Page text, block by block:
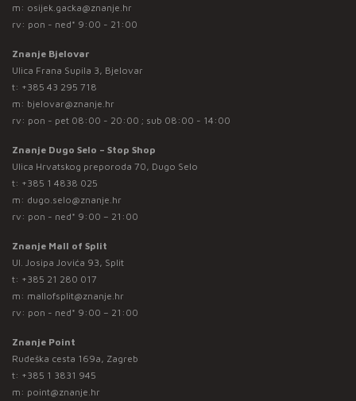
m: osijek.gacka@znanje.hr
rv: pon - ned* 9:00 - 21:00
Znanje Bjelovar
Ulica Frana Supila 3, Bjelovar
t: +385 43 295 718
m: bjelovar@znanje.hr
rv: pon - pet 08:00 - 20:00 ; sub 08:00 - 14:00
Znanje Dugo Selo – Stop Shop
Ulica Hrvatskog preporoda 70, Dugo Selo
t: +385 1 4838 025
m: dugo.selo@znanje.hr
rv: pon - ned* 9:00 – 21:00
Znanje Mall of Split
Ul. Josipa Jovića 93, Split
t: +385 21 280 017
m: mallofsplit@znanje.hr
rv: pon - ned* 9:00 – 21:00
Znanje Point
Rudeška cesta 169a, Zagreb
t: +385 1 3831 945
m: point@znanje.hr